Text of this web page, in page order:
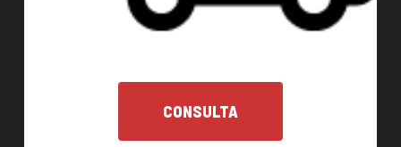
CONSULTA